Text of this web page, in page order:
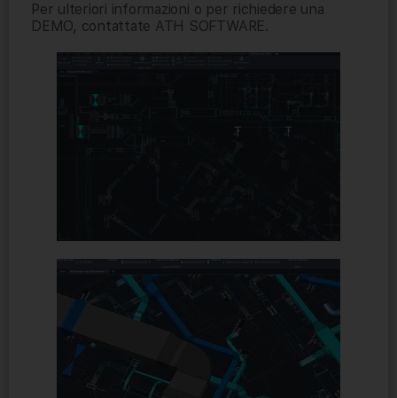
Per ulteriori informazioni o per richiedere una
DEMO, contattate ATH SOFTWARE.